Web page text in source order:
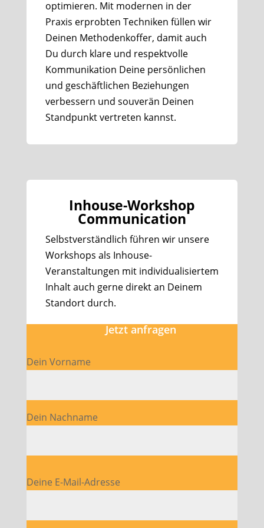
optimieren. Mit modernen in der
Praxis erprobten Techniken füllen wir
Deinen Methodenkoffer, damit auch
Du durch klare und respektvolle
Kommunikation Deine persönlichen
und geschäftlichen Beziehungen
verbessern und souverän Deinen
Standpunkt vertreten kannst.
Inhouse-Workshop
Communication
Selbstverständlich führen wir unsere
Workshops als Inhouse-
Veranstaltungen mit individualisiertem
Inhalt auch gerne direkt an Deinem
Standort durch.
Jetzt anfragen
Dein Vorname
Dein Nachname
Bitte lasse dieses Feld leer.
Deine E-Mail-Adresse